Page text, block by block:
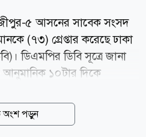
৫ আসনের সাবেক সংসদ
(৭৩) গ্রেপ্তার করেছে ঢাকা
ডিএমপির ডিবি সূত্রে জানা
১০টার দিকে
নিষিদ্ধ ঘোষিত সংগঠনের
গ্রেপ্তার হন। তার বিরুদ্ধে
অংশ পড়ুন